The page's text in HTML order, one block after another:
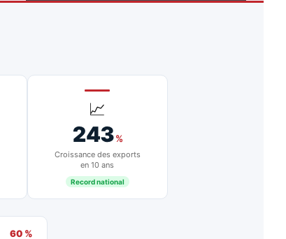
📈
243%
Croissance des exports
en 10 ans
Record national
60 %